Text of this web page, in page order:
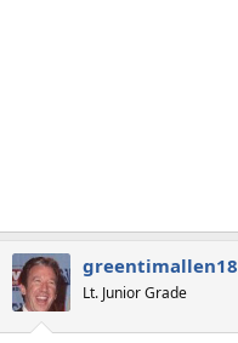
greentimallen18
Lt. Junior Grade